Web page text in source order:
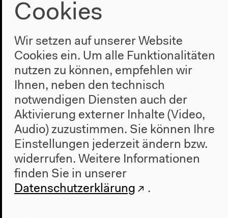
Ungewissheiten und Unruhen:
Migration, Religion,
Meinungsfreiheit
Shahram Khosravi, Sandro Mezzadra, Vanessa
Cookies
Wir setzen auf unserer Website
Cookies ein. Um alle Funktionalitäten
nutzen zu können, empfehlen wir
Ihnen, neben den technisch
notwendigen Diensten auch der
Aktivierung externer Inhalte (Video,
Audio) zuzustimmen. Sie können Ihre
Einstellungen jederzeit ändern bzw.
widerrufen. Weitere Informationen
finden Sie in unserer
Datenschutzerklärung
.